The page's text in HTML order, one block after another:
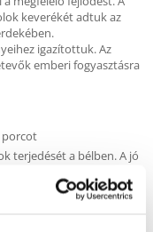
keverékét adtuk az
igazítottuk. Az
emberi fogyasztásra
porcot
terjedését a bélben. A jó
tüneteket